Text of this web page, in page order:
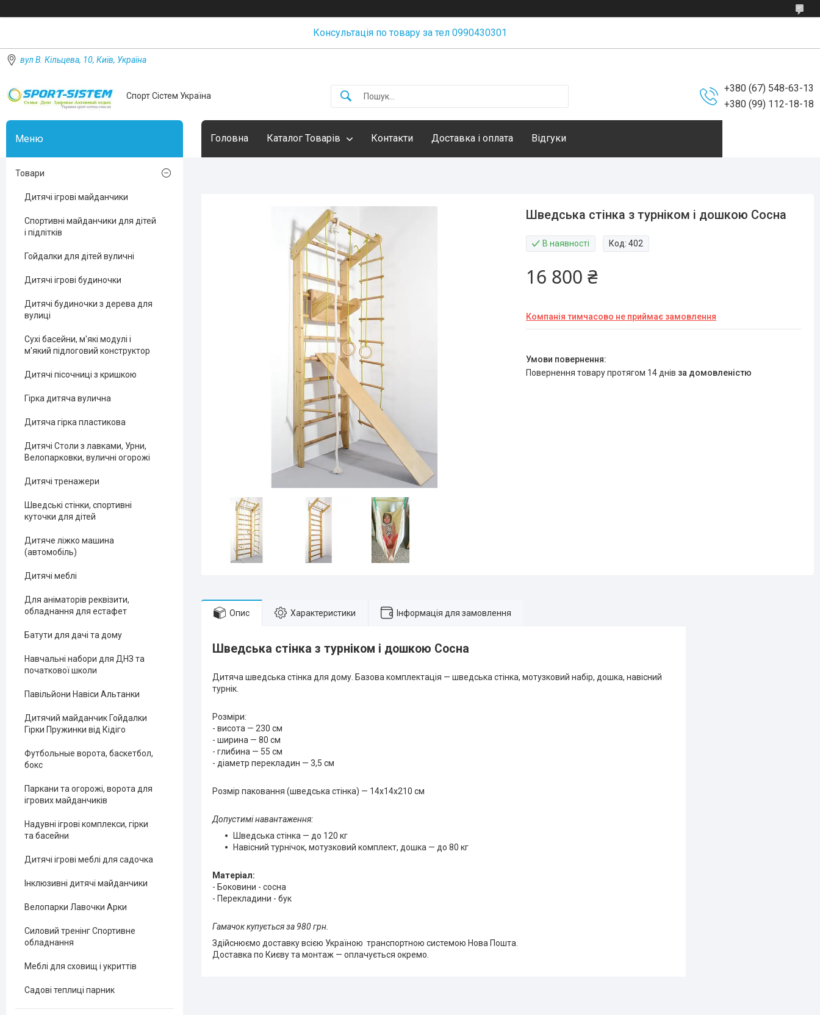
Консультація по товару за тел 0990430301
вул В. Кільцева, 10, Київ, Україна
Спорт Сістем Україна
+380 (67) 548-63-13
+380 (99) 112-18-18
Головна Каталог Товарів Контакти Доставка і оплата Відгуки
Шведська стінка з турніком і дошкою Сосна
В наявності Код:402
16 800 ₴
Компанія тимчасово не приймає замовлення
повернення товару протягом 14 днів за домовленістю
Опис Характеристики Інформація для замовлення
Шведська стінка з турніком і дошкою Сосна
Дитяча шведська стінка для дому. Базова комплектація — шведська стінка, мотузковий набір, дошка, навісний
турнік.
Розміри:
- висота — 230 см
- ширина — 80 см
- глибина — 55 см
- діаметр перекладин — 3,5 см
Розмір паковання (шведська стінка) — 14х14х210 см
Допустимі навантаження:
Шведська стінка — до 120 кг
Навісний турнічок, мотузковий комплект, дошка — до 80 кг
Матеріал:
- Боковини - сосна
- Перекладини - бук
Гамачок купується за 980 грн.
Здійснюємо доставку всією Україною транспортною системою Нова Пошта.
Доставка по Києву та монтаж — оплачується окремо.
Товари
Дитячі ігрові майданчики
Спортивні майданчики для дітей
і підлітків
Гойдалки для дітей вуличні
Дитячі ігрові будиночки
Дитячі будиночки з дерева для
вулиці
Сухі басейни, м'які модулі і
м'який підлоговий конструктор
Дитячі пісочниці з кришкою
Гірка дитяча вулична
Дитяча гірка пластикова
Дитячі Столи з лавками, Урни,
Велопарковки, вуличні огорожі
Дитячі тренажери
Шведські стінки, спортивні
куточки для дітей
Дитяче ліжко машина
(автомобіль)
Дитячі меблі
Для аніматорів реквізити,
обладнання для естафет
Батути для дачі та дому
Навчальні набори для ДНЗ та
початкової школи
Павільйони Навіси Альтанки
Дитячий майданчик Гойдалки
Гірки Пружинки від Кідіго
Футбольные ворота, баскетбол,
бокс
Паркани та огорожі, ворота для
ігрових майданчиків
Надувні ігрові комплекси, гірки
та басейни
Дитячі ігрові меблі для садочка
Інклюзивні дитячі майданчики
Велопарки Лавочки Арки
Силовий тренінг Спортивне
обладнання
Меблі для сховищ і укриттів
Садові теплиці парник